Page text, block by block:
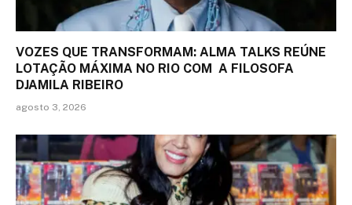
VOZES QUE TRANSFORMAM: ALMA TALKS REÚNE
LOTAÇÃO MÁXIMA NO RIO COM A FILOSOFA
DJAMILA RIBEIRO
agosto 3, 2026